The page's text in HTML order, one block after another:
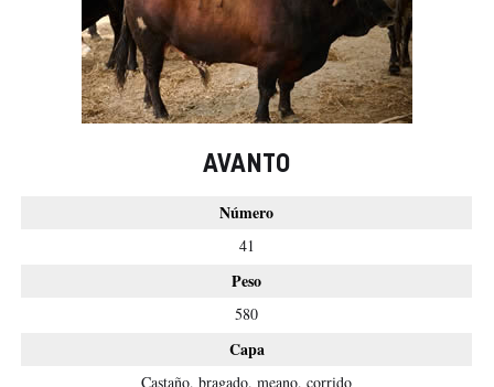
AVANTO
Número
41
Peso
580
Capa
Castaño, bragado, meano, corrido